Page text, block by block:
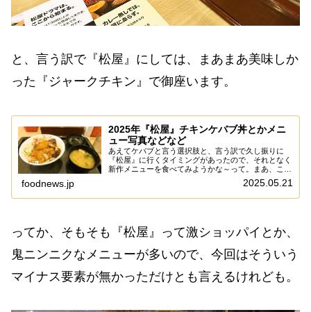
と、言う訳で『松屋』にしては、まあまあ美味しか
った『ジャークチキン』で御座います。
2025年『松屋』チキンケバブ丼とかメニ
ュー写真などなど
あえてケバブと言う選択肢と、言う訳で久し振りに
『松屋』に行くタイミングがあったので、それとなく
新作メニューを食べてみようかな～って。まあ、この
『松屋』も値上がり続けて、すでに安い印象は無くな
っちゃったけれども。じゃあ、旨い印象があるのかっ
foodnews.jp 2025.05.21
ってか、そもそも『松屋』って激ショッパイとか、
鬼ニンニクなメニューが多いので、今回はそういう
マイナス要素が無かっただけとも言えるけれども。